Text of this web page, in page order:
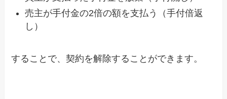
売主が手付金の2倍の額を支払う（手付倍返
し）
することで、契約を解除することができます。